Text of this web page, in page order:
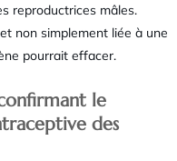
reproductrices mâles.
non simplement liée à une
pourrait effacer.
le
des